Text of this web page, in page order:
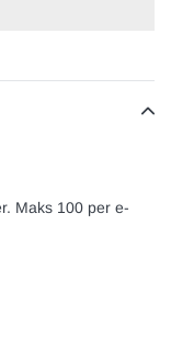
Maks 100 per e-